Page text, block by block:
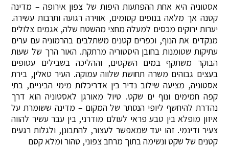
אסטוניה היא אחת ההפתעות היפות של צפון אירופה – מדינה
קטנה אך מלאה בנופים קסומים, אווירה רגועה ותרבות עשירה.
יערות ירוקים מכסים למעלה מחצי מהשטח שלה, אגמים צלולים
מנקדים את הנוף, וכפרים קטנים משתלבים בהרמוניה עם ערים
עתיקות שטומנות בחובן היסטוריה מרתקת. האור הרך של שעות
הבוקר משתקף במים השקטים, וההליכה בשבילים עטופים
בעצים גבוהים משרה תחושת שלווה עמוקה. העיר טאלין, בירת
אסטוניה, מציעה שילוב נדיר בין אדריכלות מימי הביניים, בתי
קפה חמימים ונוף ים שקט. טיול מאורגן לאסטוניה הוא דרך
נהדרת להיחשף ליופי הנסתר של המקום – מדינה ששומרת על
איזון מופלא בין טבע פראי לעולם מודרני, בין עבר עשיר להווה
צעיר ודינמי. זהו יעד שמאפשר לעצור, להתבונן, ולגלות רגעים
קטנים של שקט ונשימה בתוך מרחב צפוני, טהור ומלא קסם